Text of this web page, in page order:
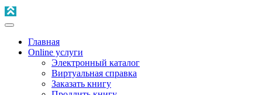
Главная
Online услуги
Электронный каталог
Виртуальная справка
Заказать книгу